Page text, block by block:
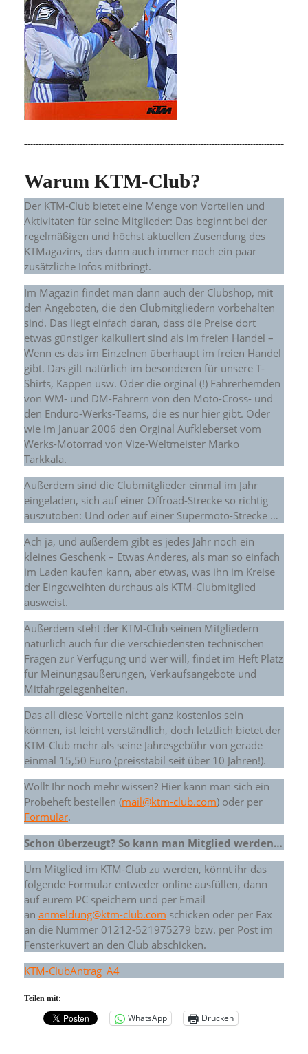
Warum KTM-Club?
Der KTM-Club bietet eine Menge von Vorteilen und
Aktivitäten für seine Mitglieder: Das beginnt bei der
regelmäßigen und höchst aktuellen Zusendung des
KTMagazins, das dann auch immer noch ein paar
zusätzliche Infos mitbringt.
Im Magazin findet man dann auch der Clubshop, mit
den Angeboten, die den Clubmitgliedern vorbehalten
sind. Das liegt einfach daran, dass die Preise dort
etwas günstiger kalkuliert sind als im freien Handel –
Wenn es das im Einzelnen überhaupt im freien Handel
gibt. Das gilt natürlich im besonderen für unsere T-
Shirts, Kappen usw. Oder die orginal (!) Fahrerhemden
von WM- und DM-Fahrern von den Moto-Cross- und
den Enduro-Werks-Teams, die es nur hier gibt. Oder
wie im Januar 2006 den Orginal Aufkleberset vom
Werks-Motorrad von Vize-Weltmeister Marko
Tarkkala.
Außerdem sind die Clubmitglieder einmal im Jahr
eingeladen, sich auf einer Offroad-Strecke so richtig
auszutoben: Und oder auf einer Supermoto-Strecke …
Ach ja, und außerdem gibt es jedes Jahr noch ein
kleines Geschenk – Etwas Anderes, als man so einfach
im Laden kaufen kann, aber etwas, was ihn im Kreise
der Eingeweihten durchaus als KTM-Clubmitglied
ausweist.
Außerdem steht der KTM-Club seinen Mitgliedern
natürlich auch für die verschiedensten technischen
Fragen zur Verfügung und wer will, findet im Heft Platz
für Meinungsäußerungen, Verkaufsangebote und
Mitfahrgelegenheiten.
Das all diese Vorteile nicht ganz kostenlos sein
können, ist leicht verständlich, doch letztlich bietet der
KTM-Club mehr als seine Jahresgebühr von gerade
einmal 15,50 Euro (preisstabil seit über 10 Jahren!).
Wollt Ihr noch mehr wissen? Hier kann man sich ein
Probeheft bestellen (mail@ktm-club.com) oder per
Formular.
Schon überzeugt? So kann man Mitglied werden…
Um Mitglied im KTM-Club zu werden, könnt ihr das
folgende Formular entweder online ausfüllen, dann
auf eurem PC speichern und per Email
an anmeldung@ktm-club.com schicken oder per Fax
an die Nummer 01212-521975279 bzw. per Post im
Fensterkuvert an den Club abschicken.
KTM-ClubAntrag_A4
Teilen mit:
WhatsApp Drucken